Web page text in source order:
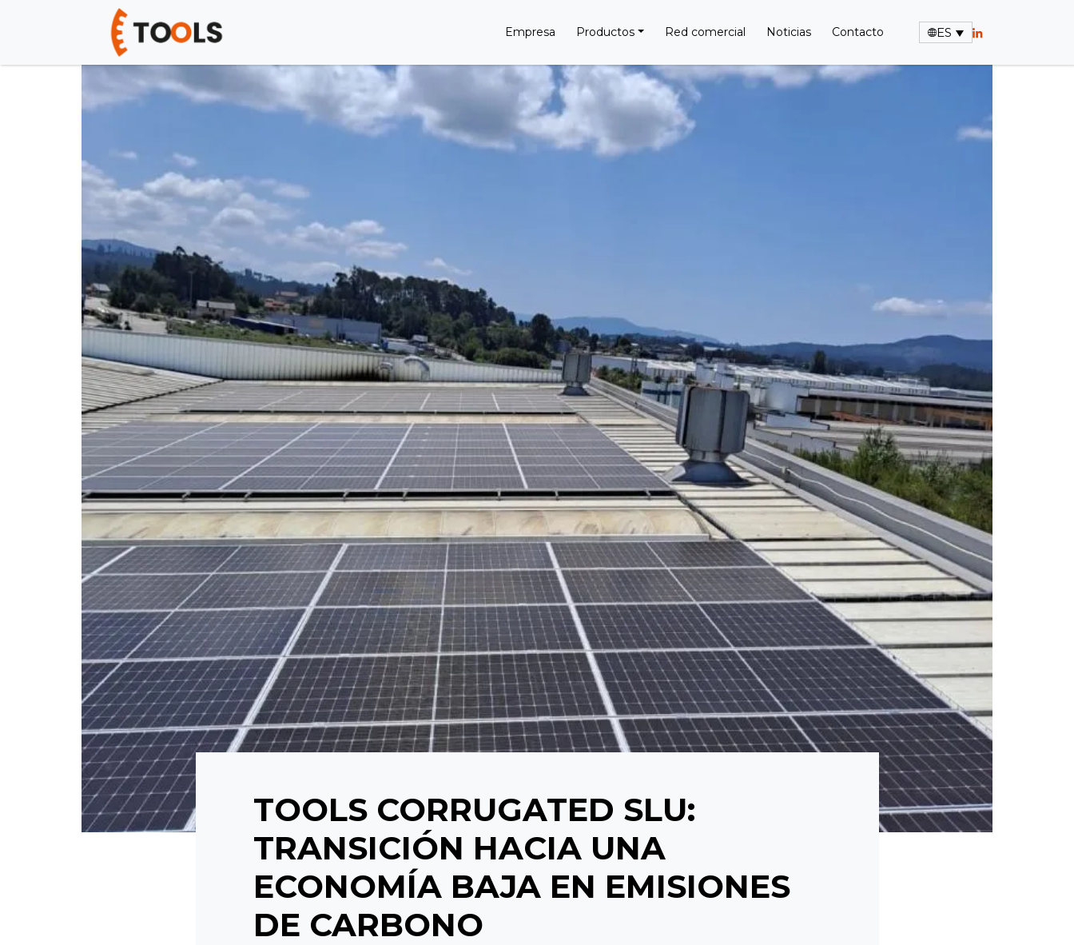
Empresa Productos Red comercial Noticias Contacto ES
TOOLS CORRUGATED SLU:
TRANSICIÓN HACIA UNA
ECONOMÍA BAJA EN EMISIONES
DE CARBONO